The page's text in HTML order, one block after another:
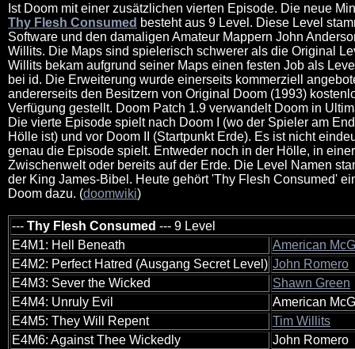
Ist Doom mit einer zusätzlichen vierten Episode. Die neue
Thy Flesh Consumed besteht aus 9 Level. Diese Level
Software und den damaligen Amateur Mappern John
Willits. Die Maps sind spielerisch schwerer als die Original
Willits bekam aufgrund seiner Maps einen festen Job als
bei id. Die Erweiterung wurde einerseits kommerziell
andererseits den Besitzern von Original Doom (1993)
Verfügung gestellt. Doom Patch 1.9 verwandelt Doom in
Die vierte Episode spielt nach Doom I (wo der Spieler am
Hölle ist) und vor Doom II (Startpunkt Erde). Es ist nicht
genau die Episode spielt. Entweder noch in der Hölle, in einer
Zwischenwelt oder bereits auf der Erde. Die Level Namen
der King James-Bibel. Heute gehört 'Thy Flesh Consumed'
Doom dazu. (doomwiki)
--- Thy Flesh Consumed --- 9 Level
E4M1: Hell Beneath
American
E4M2: Perfect Hatred (Ausgang Secret Level) John Romero
E4M3: Sever the Wicked
Shawn Green
E4M4: Unruly Evil
American
E4M5: They Will Repent
Tim Willits
E4M6: Against Thee Wickedly
John Romero